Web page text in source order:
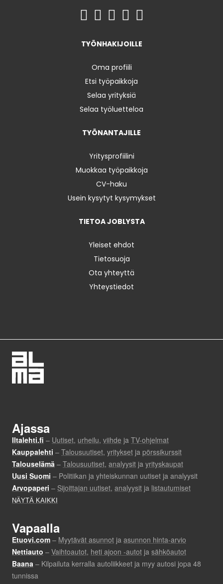
TYÖNHAKIJOILLE
Oma profiili
Etsi työpaikkoja
Selaa yrityksiä
Selaa työluetteloa
TYÖNANTAJILLE
Yritysprofiilini
Muokkaa työpaikkoja
CV-haku
Usein kysytyt kysymykset
TIETOA JOBLYSTA
Yleiset ehdot
Tietosuoja
Ota yhteyttä
Yhteystiedot